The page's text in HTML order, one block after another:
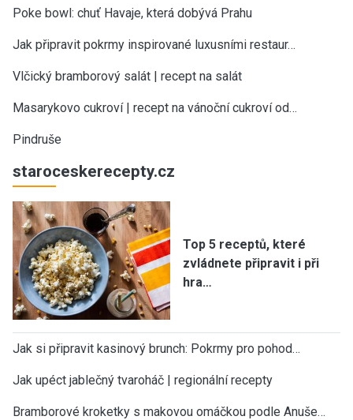
Poke bowl: chuť Havaje, která dobývá Prahu
Jak připravit pokrmy inspirované luxusními restaur…
Vlčický bramborový salát | recept na salát
Masarykovo cukroví | recept na vánoční cukroví od…
Pindruše
staroceskerecepty.cz
Top 5 receptů, které
zvládnete připravit i při
hra…
Jak si připravit kasinový brunch: Pokrmy pro pohod…
Jak upéct jablečný tvaroháč | regionální recepty
Bramborové kroketky s makovou omáčkou podle Anuše…